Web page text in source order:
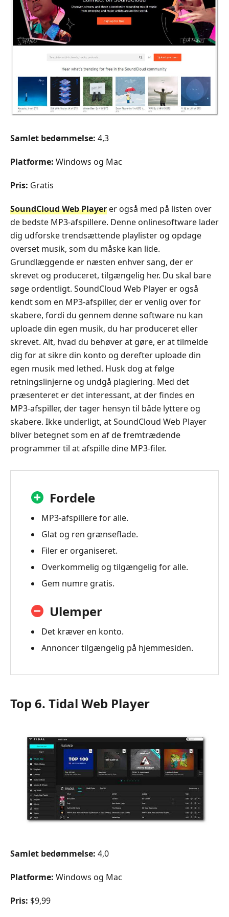
Samlet bedømmelse: 4,3
Platforme: Windows og Mac
Pris: Gratis
SoundCloud Web Player er også med på listen over
de bedste MP3‑afspillere. Denne onlinesoftware lader
dig udforske trendsættende playlister og opdage
overset musik, som du måske kan lide.
Grundlæggende er næsten enhver sang, der er
skrevet og produceret, tilgængelig her. Du skal bare
søge ordentligt. SoundCloud Web Player er også
kendt som en MP3‑afspiller, der er venlig over for
skabere, fordi du gennem denne software nu kan
uploade din egen musik, du har produceret eller
skrevet. Alt, hvad du behøver at gøre, er at tilmelde
dig for at sikre din konto og derefter uploade din
egen musik med lethed. Husk dog at følge
retningslinjerne og undgå plagiering. Med det
præsenteret er det interessant, at der findes en
MP3‑afspiller, der tager hensyn til både lyttere og
skabere. Ikke underligt, at SoundCloud Web Player
bliver betegnet som en af de fremtrædende
programmer til at afspille dine MP3‑filer.
Fordele
MP3-afspillere for alle.
Glat og ren grænseflade.
Filer er organiseret.
Overkommelig og tilgængelig for alle.
Gem numre gratis.
Ulemper
Det kræver en konto.
Annoncer tilgængelig på hjemmesiden.
Top 6. Tidal Web Player
Samlet bedømmelse: 4,0
Platforme: Windows og Mac
Pris: $9,99